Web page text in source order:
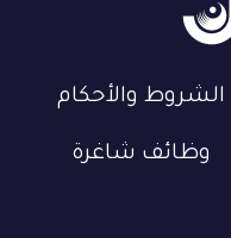
الشروط والأحكام
وظائف شاغرة